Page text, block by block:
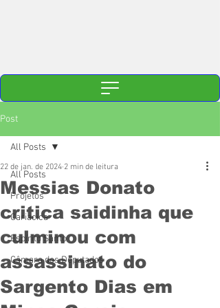
Post
All Posts
Projetos
Cariacica
Espírito Santo
Câmara dos Deputados
All Posts
Messias Donato
critica saidinha que
culminou com
assassinato do
Sargento Dias em
22 de jan. de 2024 2 min de leitura